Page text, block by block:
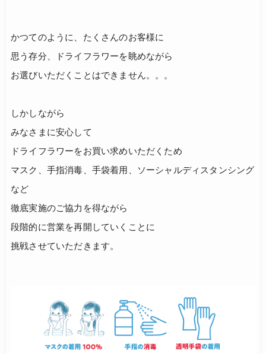
かつてのように、たくさんのお客様に
思う存分、ドライフラワーを眺めながら
お選びいただくことはできません。。。
しかしながら
みなさまに安心して
ドライフラワーをお買い求めいただくため
マスク、手指消毒、手袋着用、ソーシャルディスタンシング
など
徹底実施のご協力を得ながら
段階的に営業を再開していくことに
挑戦させていただきます。